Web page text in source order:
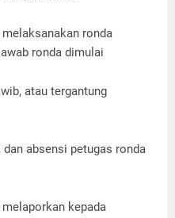
ronda
ronda dimulai
atau tergantung
absensi petugas ronda
kepada